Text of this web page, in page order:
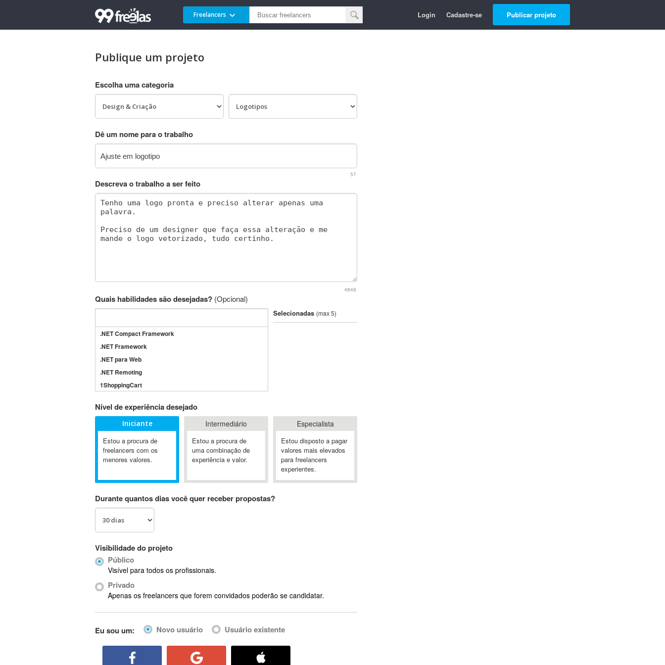
Freelancers Login Cadastre-se Publicar projeto
Publique um projeto
Escolha uma categoria
Dê um nome para o trabalho
57
Descreva o trabalho a ser feito
4848
Quais habilidades são desejadas? (Opcional)
.NET Compact Framework
.NET Framework
.NET para Web
.NET Remoting
1ShoppingCart
3GSM
4D Dimension
802.11
A&P
A-GPS
Ab Initio
ABIS
AbleCommerce
Ableton Live
Abstract Window Toolkit (AWT)
Selecionadas (max 5)
Nível de experiência desejado
Iniciante
Estou a procura de
freelancers com os
menores valores.
Intermediário
Estou a procura de
uma combinação de
experiência e valor.
Especialista
Estou disposto a pagar
valores mais elevados
para freelancers
experientes.
Durante quantos dias você quer receber propostas?
Visibilidade do projeto
Público
Visível para todos os profissionais.
Privado
Apenas os freelancers que forem convidados poderão se candidatar.
Eu sou um: Novo usuário Usuário existente